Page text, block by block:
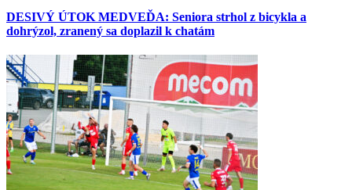
DESIVÝ ÚTOK MEDVEĎA: Seniora strhol z bicykla a
dohrýzol, zranený sa doplazil k chatám